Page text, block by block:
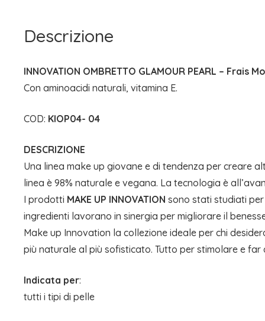
Descrizione
INNOVATION OMBRETTO GLAMOUR PEARL – Frais
Con aminoacidi naturali, vitamina E.
COD: KIOP04- 04
DESCRIZIONE
Una linea make up giovane e di tendenza per creare
linea è 98% naturale e vegana. La tecnologia è
I prodotti MAKE UP INNOVATION sono stati studiati
ingredienti lavorano in sinergia per migliorare il
Make up Innovation la collezione ideale per chi
più naturale al più sofisticato. Tutto per stimolare e
Indicata per:
tutti i tipi di pelle